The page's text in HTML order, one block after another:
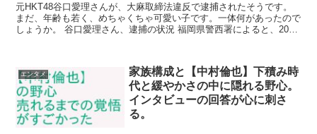
元HKT48谷口愛理さんが、大麻取締法違反で逮捕されたそうです。
まだ、年齢も若く、めちゃくちゃ可愛い子です。一体何があったので
しょうか。 谷口愛理さん、逮捕の状況 福岡県警西署によると、2020
エンタメ
家族構成と【中村倫也】下積み時
代と緩やかさの中に隠れる野心。
インタビューの回答が心に刺さ
る。